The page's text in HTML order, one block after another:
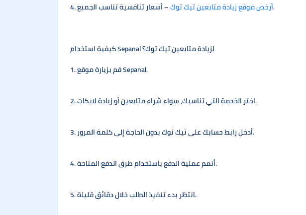
4. أرخص موقع زيادة متابعين تيك توك– أسعار تنافسية تناسب الجميع.
كيفية استخدام Sepanal لزيادة متابعين تيك توك؟
1. قم بزيارة موقع Sepanal.
2. اختر الخدمة التي تناسبك، سواء شراء متابعين أو زيادة لايكات.
3. أدخل رابط حسابك على تيك توك بدون الحاجة إلى كلمة المرور.
4. أتمم عملية الدفع باستخدام طرق الدفع المتاحة.
5. انتظر بدء تنفيذ الطلب خلال دقائق قليلة.